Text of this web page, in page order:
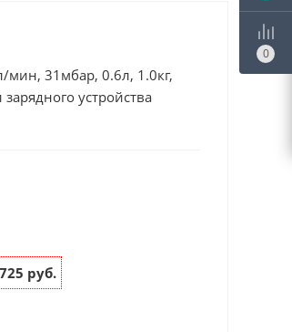
мин, 31мбар, 0.6л, 1.0кг,
устройства
руб.
0